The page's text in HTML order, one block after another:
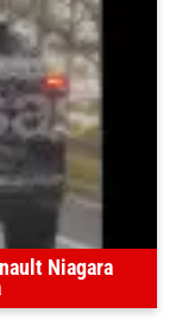
Niagara